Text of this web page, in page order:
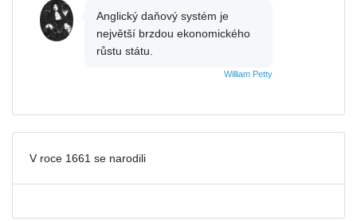
Anglický daňový systém je
největší brzdou ekonomického
růstu státu.
William Petty
V roce 1661 se narodili